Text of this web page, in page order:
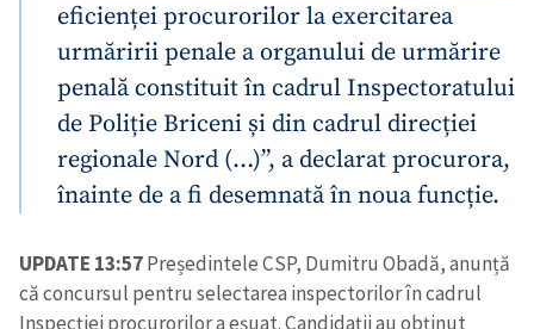
eficienței procurorilor la exercitarea
urmăririi penale a organului de urmărire
penală constituit în cadrul Inspectoratului
de Poliție Briceni și din cadrul direcției
regionale Nord (…)”, a declarat procurora,
înainte de a fi desemnată în noua funcție.
UPDATE 13:57Președintele CSP, Dumitru Obadă, anunță
că concursul pentru selectarea inspectorilor în cadrul
Inspecției procurorilor a eșuat. Candidații au obținut